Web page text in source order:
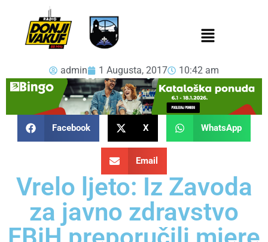
admin 1 Augusta, 2017 10:42 am
Facebook X WhatsApp
Email
Vrelo ljeto: Iz Zavoda
za javno zdravstvo